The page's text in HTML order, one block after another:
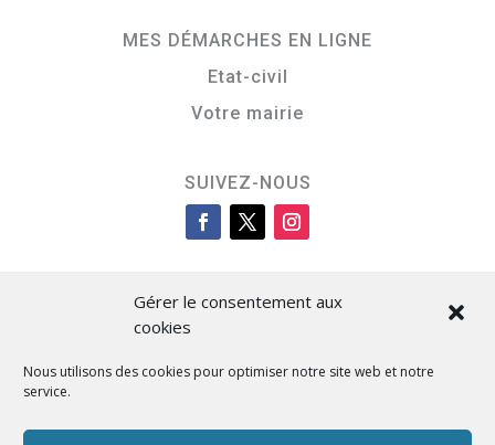
Gérer le consentement aux
cookies
Nous utilisons des cookies pour optimiser notre site web et notre
service.
MES DÉMARCHES EN LIGNE
Etat-civil
Votre mairie
SUIVEZ-NOUS
Cità di L’Isula